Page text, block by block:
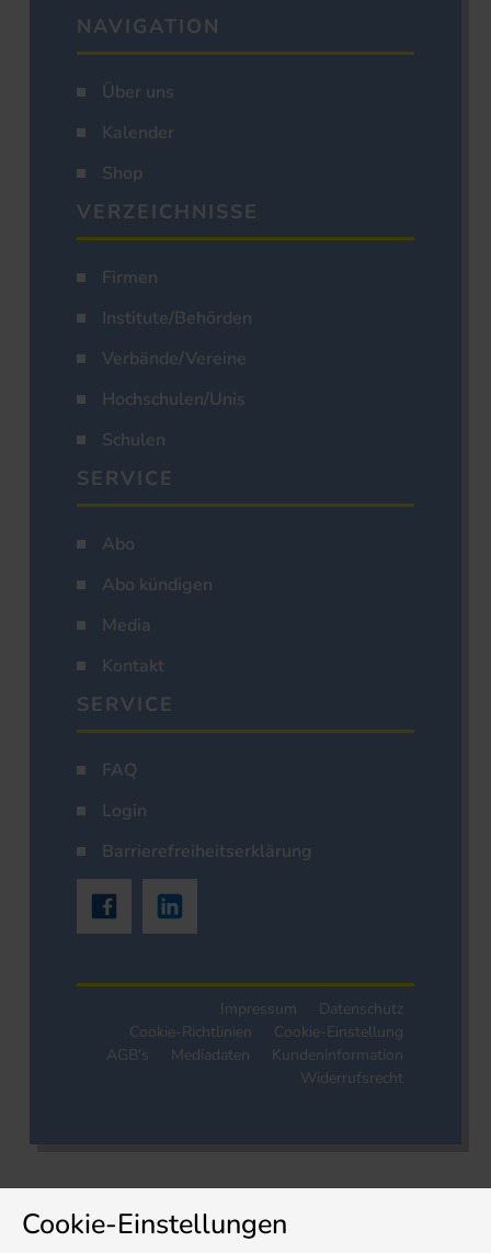
NAVIGATION
Über uns
Kalender
Shop
VERZEICHNISSE
Firmen
Institute/Behörden
Verbände/Vereine
Hochschulen/Unis
Schulen
SERVICE
Abo
Abo kündigen
Media
Kontakt
SERVICE
FAQ
Login
Barrierefreiheitserklärung
Impressum
Datenschutz
Cookie-Richtlinien
Cookie-Einstellung
AGB's
Mediadaten
Kundeninformation
Widerrufsrecht
Cookie-Einstellungen